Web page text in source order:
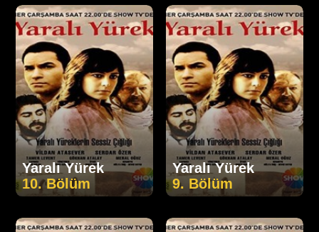
Yaralı Yürek
10. Bölüm
Yaralı Yürek
9. Bölüm